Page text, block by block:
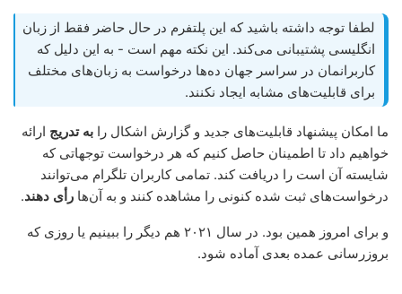
لطفا توجه داشته باشید که این پلتفرم در حال حاضر فقط از زبان
انگلیسی پشتیبانی می‌کند. این نکته مهم است - به این دلیل که
کاربرانمان در سراسر جهان ده‌ها درخواست به زبان‌های مختلف
برای قابلیت‌های مشابه ایجاد نکنند.
ما امکان پیشنهاد قابلیت‌های جدید و گزارش اشکال را به تدریج ارائه
خواهیم داد تا اطمینان حاصل کنیم که هر درخواست توجهاتی که
شایسته آن است را دریافت کند. تمامی کاربران تلگرام می‌توانند
درخواست‌های ثبت شده کنونی را مشاهده کنند و به آن‌ها رأی دهند.
و برای امروز همین بود. در سال ۲۰۲۱ هم دیگر را ببینیم یا روزی که
بروزرسانی عمده بعدی آماده شود.